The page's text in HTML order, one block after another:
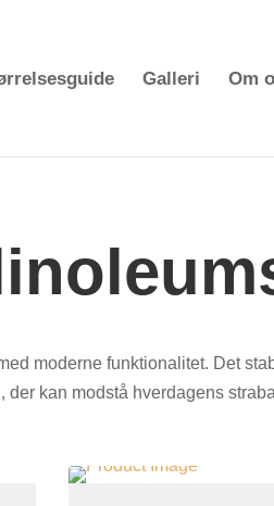
Galleri Om
moderne funktionalitet. Det
kan modstå hverdagens